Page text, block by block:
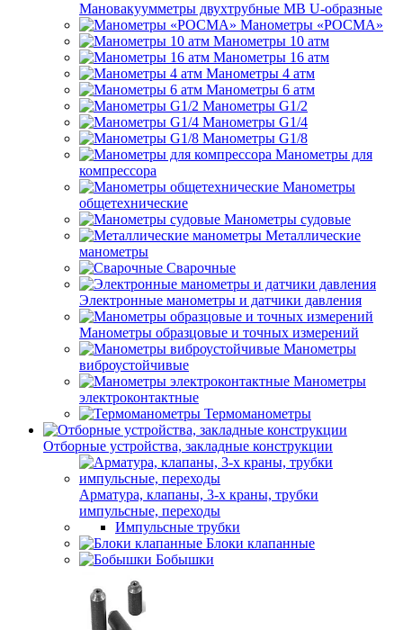
Мановакуумметры двухтрубные МВ U-образные
Манометры «РОСМА»
Манометры 10 атм
Манометры 16 атм
Манометры 4 атм
Манометры 6 атм
Манометры G1/2
Манометры G1/4
Манометры G1/8
Манометры для
компрессора
Манометры
общетехнические
Манометры судовые
Металлические
манометры
Сварочные
Электронные манометры и датчики давления
Манометры образцовые и точных измерений
Манометры
виброустойчивые
Манометры
электроконтактные
Термоманометры
Отборные устройства, закладные конструкции
Арматура, клапаны, 3-х краны, трубки
импульсные, переходы
Импульсные трубки
Блоки клапанные
Бобышки